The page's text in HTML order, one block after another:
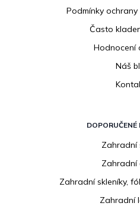
Podmínky
Často
Hodnocení
Náš
DOPORUČENÉ
Zahradní
Zahradní
Zahradní skleníky,
Zahradní